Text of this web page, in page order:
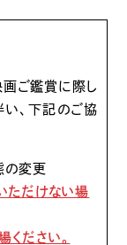
ご鑑賞に際し
い、下記のご協
の変更
ただけない場
ください。